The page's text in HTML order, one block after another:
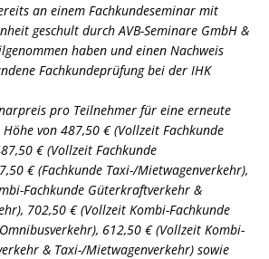
an einem Fachkundeseminar mit
geschult durch AVB-Seminare GmbH &
haben und einen Nachweis
Fachkundeprüfung bei der IHK
pro Teilnehmer für eine erneute
von 487,50 € (Vollzeit Fachkunde
€ (Vollzeit Fachkunde
€ (Fachkunde Taxi-/Mietwagenverkehr),
Fachkunde Güterkraftverkehr &
702,50 € (Vollzeit Kombi-Fachkunde
612,50 € (Vollzeit Kombi-
& Taxi-/Mietwagenverkehr) sowie